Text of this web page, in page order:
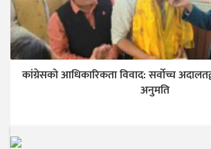
कांग्रेसको आधिकारिकता विवाद: सर्वोच्च
अनुमति